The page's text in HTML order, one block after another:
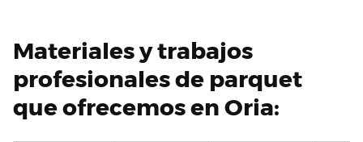
Materiales y trabajos
profesionales de parquet
que ofrecemos en Oria: